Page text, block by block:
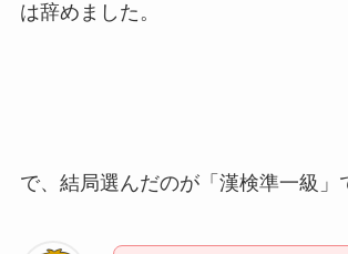
は辞めました。
で、結局選んだのが「漢検準一級」